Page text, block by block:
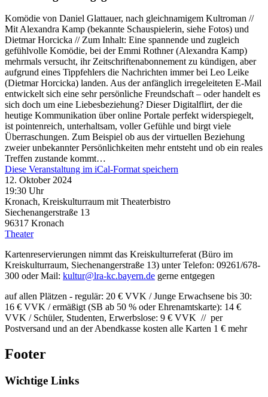
Komödie von Daniel Glattauer, nach gleichnamigem Kultroman //
Mit Alexandra Kamp (bekannte Schauspielerin, siehe Fotos) und
Dietmar Horcicka // Zum Inhalt: Eine spannende und zugleich
gefühlvolle Komödie, bei der Emmi Rothner (Alexandra Kamp)
mehrmals versucht, ihr Zeitschriftenabonnement zu kündigen, aber
aufgrund eines Tippfehlers die Nachrichten immer bei Leo Leike
(Dietmar Horcicka) landen. Aus der anfänglich irregeleiteten E-Mail
entwickelt sich eine sehr persönliche Freundschaft – oder handelt es
sich doch um eine Liebesbeziehung? Dieser Digitalflirt, der die
heutige Kommunikation über online Portale perfekt widerspiegelt,
ist pointenreich, unterhaltsam, voller Gefühle und birgt viele
Überraschungen. Zum Beispiel ob aus der virtuellen Beziehung
zweier unbekannter Persönlichkeiten mehr entsteht und ob ein reales
Treffen zustande kommt…
Diese Veranstaltung im iCal-Format speichern
12. Oktober 2024
19:30 Uhr
Kronach, Kreiskulturraum mit Theaterbistro
Siechenangerstraße 13
96317 Kronach
Theater
Kartenreservierungen nimmt das Kreiskulturreferat (Büro im
Kreiskulturraum, Siechenangerstraße 13) unter Telefon: 09261/678-
300 oder Mail: kultur@lra-kc.bayern.de gerne entgegen
auf allen Plätzen - regulär: 20 € VVK / Junge Erwachsene bis 30:
16 € VVK / ermäßigt (SB ab 50 % oder Ehrenamtskarte): 14 €
VVK / Schüler, Studenten, Erwerbslose: 9 € VVK // per
Postversand und an der Abendkasse kosten alle Karten 1 € mehr
Footer
Wichtige Links